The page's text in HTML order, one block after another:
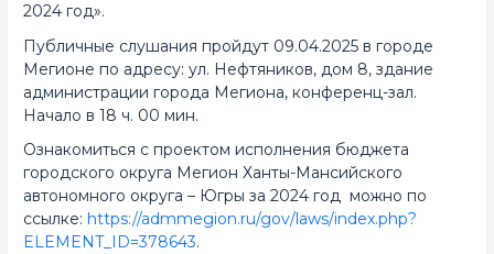
2024 год».
Публичные слушания пройдут 09.04.2025 в городе
Мегионе по адресу: ул. Нефтяников, дом 8, здание
администрации города Мегиона, конференц-зал.
Начало в 18 ч. 00 мин.
Ознакомиться с проектом исполнения бюджета
городского округа Мегион Ханты-Мансийского
автономного округа – Югры за 2024 год можно по
ссылке: https://admmegion.ru/gov/laws/index.php?
ELEMENT_ID=378643.